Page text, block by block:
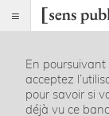
Index
Article
Table
En
acceptez
pour savoir si
déjà vu ce